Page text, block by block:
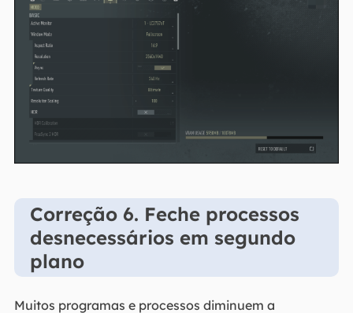
Correção 6. Feche processos
desnecessários em segundo
plano
Muitos programas e processos diminuem a